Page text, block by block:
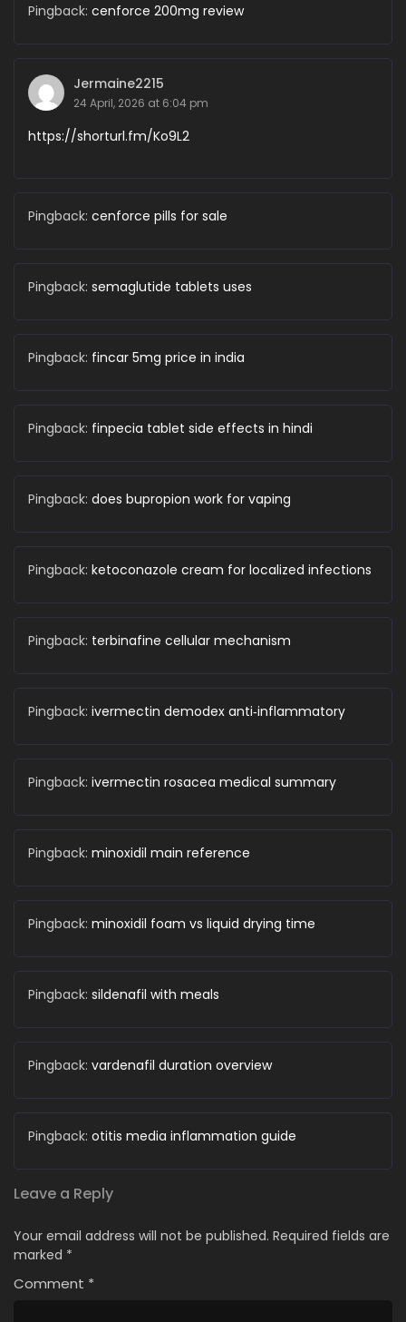
Pingback: cenforce 200mg review
Jermaine2215
24 April, 2026 at 6:04 pm
https://shorturl.fm/Ko9L2
Pingback: cenforce pills for sale
Pingback: semaglutide tablets uses
Pingback: fincar 5mg price in india
Pingback: finpecia tablet side effects in hindi
Pingback: does bupropion work for vaping
Pingback: ketoconazole cream for localized infections
Pingback: terbinafine cellular mechanism
Pingback: ivermectin demodex anti‑inflammatory
Pingback: ivermectin rosacea medical summary
Pingback: minoxidil main reference
Pingback: minoxidil foam vs liquid drying time
Pingback: sildenafil with meals
Pingback: vardenafil duration overview
Pingback: otitis media inflammation guide
Leave a Reply
Your email address will not be published. Required fields are
marked *
Comment *